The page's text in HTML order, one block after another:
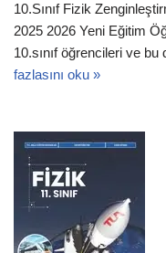
10.Sınıf Fizik
2025 2026 Yeni Eğitim
10.sınıf öğrencileri ve
fazlasını oku »